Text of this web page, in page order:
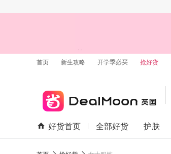
首页 新生攻略 开学季必买 抢好货
好货首页 全部好货 护肤